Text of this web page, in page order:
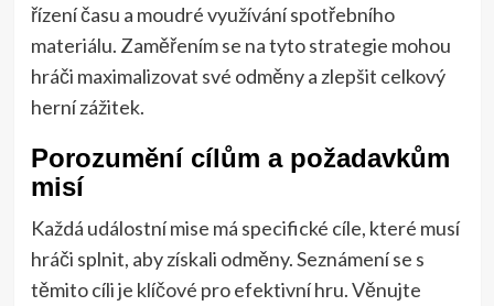
řízení času a moudré využívání spotřebního
materiálu. Zaměřením se na tyto strategie mohou
hráči maximalizovat své odměny a zlepšit celkový
herní zážitek.
Porozumění cílům a požadavkům
misí
Každá událostní mise má specifické cíle, které musí
hráči splnit, aby získali odměny. Seznámení se s
těmito cíli je klíčové pro efektivní hru. Věnujte